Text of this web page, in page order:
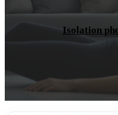
Isolation